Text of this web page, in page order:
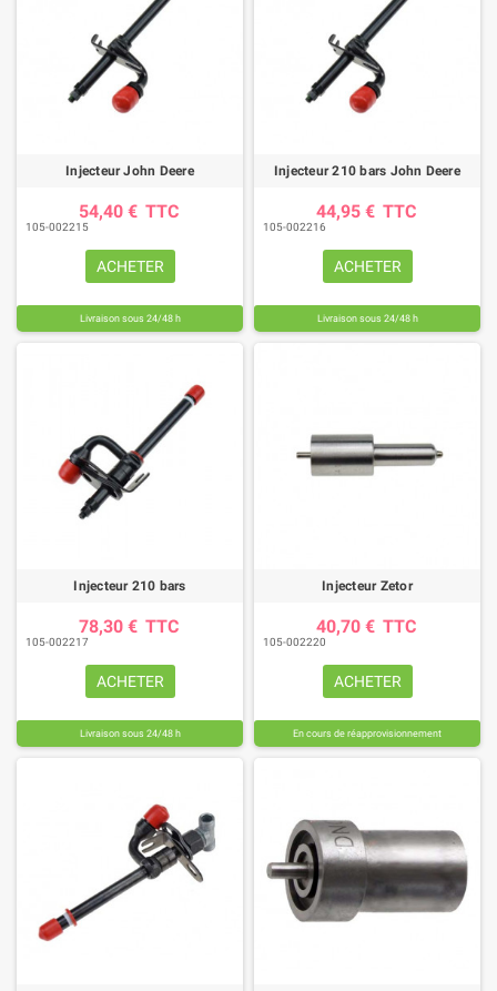
Injecteur John Deere
54,40 € TTC
105-002215
ACHETER
Livraison sous 24/48 h
Injecteur 210 bars John Deere
44,95 € TTC
105-002216
ACHETER
Livraison sous 24/48 h
Injecteur 210 bars
78,30 € TTC
105-002217
ACHETER
Livraison sous 24/48 h
Injecteur Zetor
40,70 € TTC
105-002220
ACHETER
En cours de réapprovisionnement